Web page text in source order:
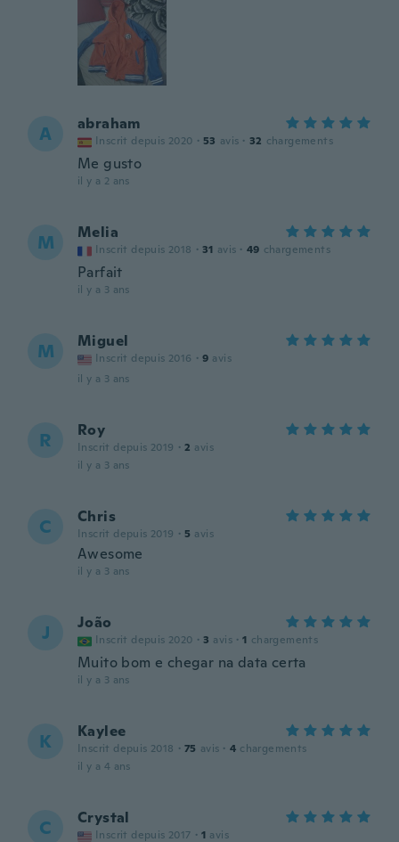
A abraham
Inscrit depuis 2020 · 53 avis · 32 chargements
Me gusto
il y a 2 ans
M Melia
Inscrit depuis 2018 · 31 avis · 49 chargements
Parfait
il y a 3 ans
M Miguel
Inscrit depuis 2016 · 9 avis
il y a 3 ans
R Roy
Inscrit depuis 2019 · 2 avis
il y a 3 ans
C Chris
Inscrit depuis 2019 · 5 avis
Awesome
il y a 3 ans
J João
Inscrit depuis 2020 · 3 avis · 1 chargements
Muito bom e chegar na data certa
il y a 3 ans
K Kaylee
Inscrit depuis 2018 · 75 avis · 4 chargements
il y a 4 ans
C Crystal
Inscrit depuis 2017 · 1 avis